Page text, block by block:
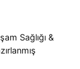
Sağlığı &